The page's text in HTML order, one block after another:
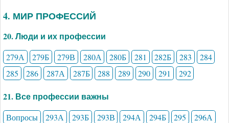
4. МИР ПРОФЕССИЙ
20. Люди и их профессии
279А 279Б 279В 280А 280Б 281 282Б 283
284
285
286 287А 287Б 288 289 290 291 292
21. Все профессии важны
Вопросы 293А 293Б 293В 294А 294Б 295
296А